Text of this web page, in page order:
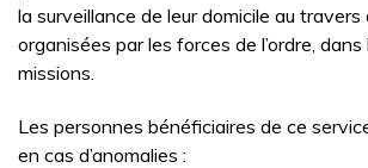
la surveillance de leur domicile au travers
organisées par les forces de l’ordre,
missions.
Les personnes bénéficiaires de ce
en cas d’anomalies :